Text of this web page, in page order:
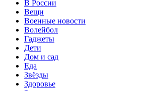
В России
Вещи
Военные новости
Волейбол
Гаджеты
Дети
Дом и сад
Еда
Звёзды
Здоровье